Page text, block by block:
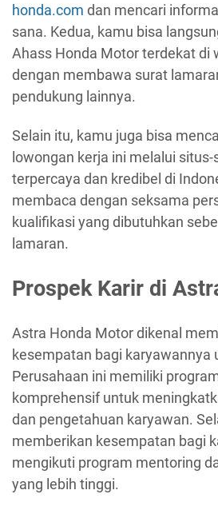
honda.com dan mencari
sana. Kedua, kamu bisa
Ahass Honda Motor terdekat di
dengan membawa surat
pendukung lainnya.
Selain itu, kamu juga bisa
lowongan kerja ini melalui
terpercaya dan kredibel di
membaca dengan seksama
kualifikasi yang dibutuhkan
lamaran.
Prospek Karir di
Astra Honda Motor dikenal
kesempatan bagi karyawannya
Perusahaan ini memiliki
komprehensif untuk
dan pengetahuan karyawan.
memberikan kesempatan bagi
mengikuti program mentoring
yang lebih tinggi.